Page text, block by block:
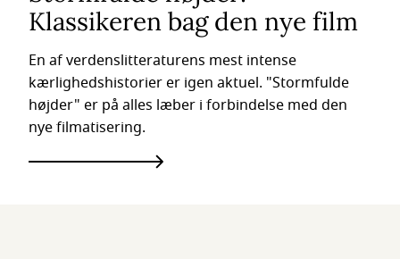
Klassikeren bag den nye film
En af verdenslitteraturens mest intense
kærlighedshistorier er igen aktuel. "Stormfulde
højder" er på alles læber i forbindelse med den
nye filmatisering.